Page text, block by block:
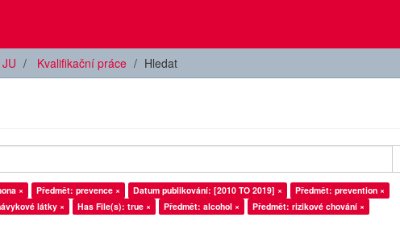
Kvalifikační práce Hledat
× Předmět: prevence × Datum publikování: [2010 TO 2019] ×
Předmět: prevention ×
látky × Has File(s): true × Předmět: alcohol ×
Předmět: rizikové chování ×